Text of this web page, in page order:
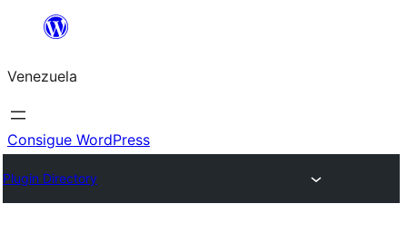
Saltar
contenido
Venezuela
Consigue WordPress
Plugin Directory